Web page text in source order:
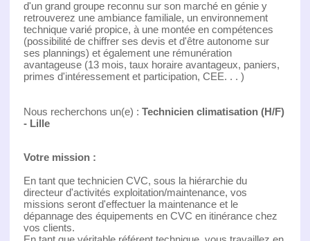
d'un grand groupe reconnu sur son marché en génie y
retrouverez une ambiance familiale, un environnement
technique varié propice, à une montée en compétences
(possibilité de chiffrer ses devis et d'être autonome sur
ses plannings) et également une rémunération
avantageuse (13 mois, taux horaire avantageux, paniers,
primes d'intéressement et participation, CEE. . . )
Nous recherchons un(e) : Technicien climatisation (H/F)
- Lille
Votre mission :
En tant que technicien CVC, sous la hiérarchie du
directeur d'activités exploitation/maintenance, vos
missions seront d'effectuer la maintenance et le
dépannage des équipements en CVC en itinérance chez
vos clients.